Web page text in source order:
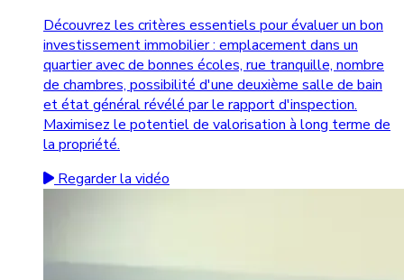
Découvrez les critères essentiels pour évaluer un bon
investissement immobilier : emplacement dans un
quartier avec de bonnes écoles, rue tranquille, nombre
de chambres, possibilité d'une deuxième salle de bain
et état général révélé par le rapport d'inspection.
Maximisez le potentiel de valorisation à long terme de
la propriété.
Regarder la vidéo